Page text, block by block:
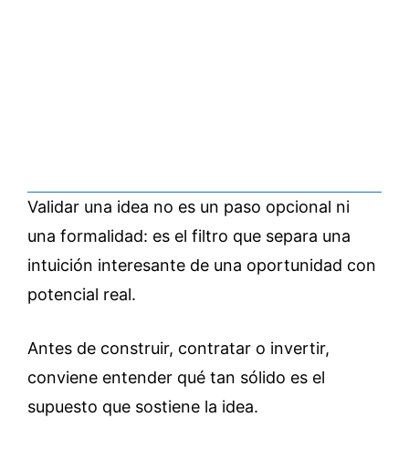
Validar una idea no es un paso opcional ni
una formalidad: es el filtro que separa una
intuición interesante de una oportunidad con
potencial real.
Antes de construir, contratar o invertir,
conviene entender qué tan sólido es el
supuesto que sostiene la idea.